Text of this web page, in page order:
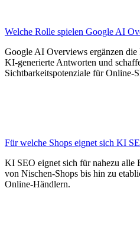
Welche Rolle spielen Google AI
Google AI Overviews ergänzen die
KI-generierte Antworten und
Sichtbarkeitspotenziale für Online-
Für welche Shops eignet sich KI
KI SEO eignet sich für nahezu alle
von Nischen-Shops bis hin zu
Online-Händlern.